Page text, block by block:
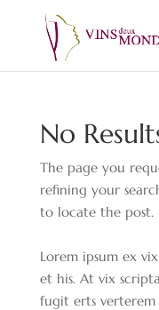
No
The page you
refining your
to locate the post.
Lorem ipsum ex
et his. At vix
fugit erts verterem